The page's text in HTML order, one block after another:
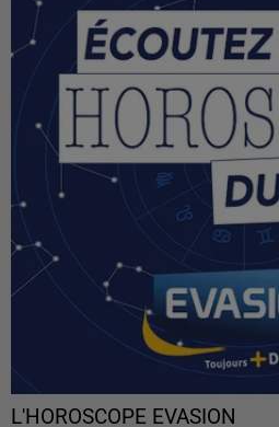
L'HOROSCOPE EVASION